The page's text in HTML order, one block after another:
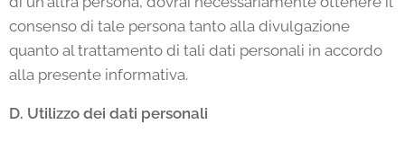
consenso di tale persona tanto alla divulgazione
quanto al trattamento di tali dati personali in accordo
alla presente informativa.
D. Utilizzo dei dati personali